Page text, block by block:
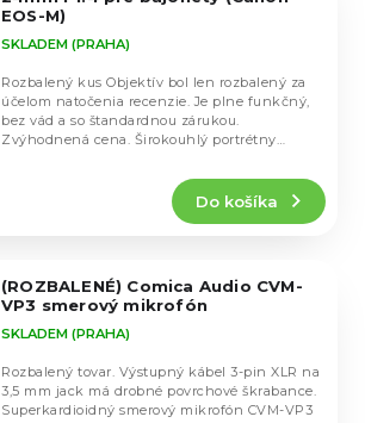
EOS-M)
SKLADEM (PRAHA)
Do košíka
Rozbalený kus Objektív bol len rozbalený za
účelom natočenia recenzie. Je plne funkčný,
bez vád a so štandardnou zárukou.
Zvýhodnená cena. Širokouhlý portrétny
(ROZBALENÉ) Comica Audio CVM-
VP3 smerový mikrofón
SKLADEM (PRAHA)
Rozbalený tovar. Výstupný kábel 3-pin XLR na
3,5 mm jack má drobné povrchové škrabance.
Superkardioidný smerový mikrofón CVM-VP3